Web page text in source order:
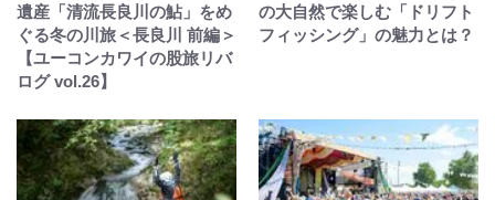
遺産「清流長良川の鮎」をめ
ぐる冬の川旅＜長良川 前編＞
【ユーコンカワイの股旅リバ
ログ vol.26】
の大自然で楽しむ「ドリフト
フィッシング」の魅力とは？